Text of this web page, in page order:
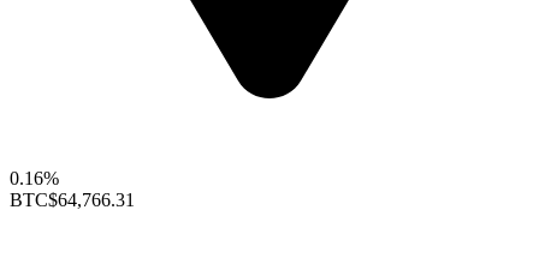
0.16%
BTC$64,766.31